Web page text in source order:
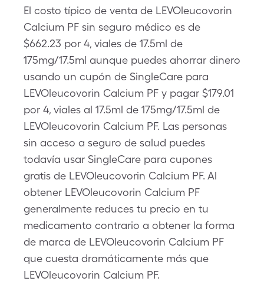
El costo típico de venta de LEVOleucovorin
Calcium PF sin seguro médico es de
$662.23 por 4, viales de 17.5ml de
175mg/17.5ml aunque puedes ahorrar dinero
usando un cupón de SingleCare para
LEVOleucovorin Calcium PF y pagar $179.01
por 4, viales al 17.5ml de 175mg/17.5ml de
LEVOleucovorin Calcium PF. Las personas
sin acceso a seguro de salud puedes
todavía usar SingleCare para cupones
gratis de LEVOleucovorin Calcium PF. Al
obtener LEVOleucovorin Calcium PF
generalmente reduces tu precio en tu
medicamento contrario a obtener la forma
de marca de LEVOleucovorin Calcium PF
que cuesta dramáticamente más que
LEVOleucovorin Calcium PF.